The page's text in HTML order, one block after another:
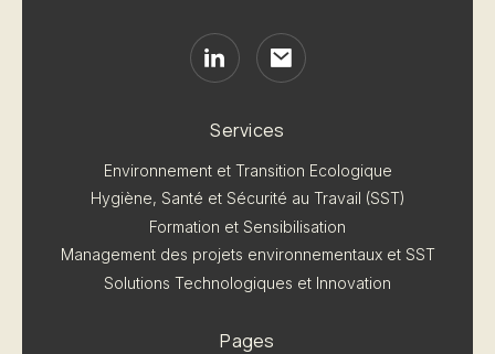
Services
Environnement et Transition Ecologique
Hygiène, Santé et Sécurité au Travail (SST)
Formation et Sensibilisation
Management des projets environnementaux et SST
Solutions Technologiques et Innovation
Pages